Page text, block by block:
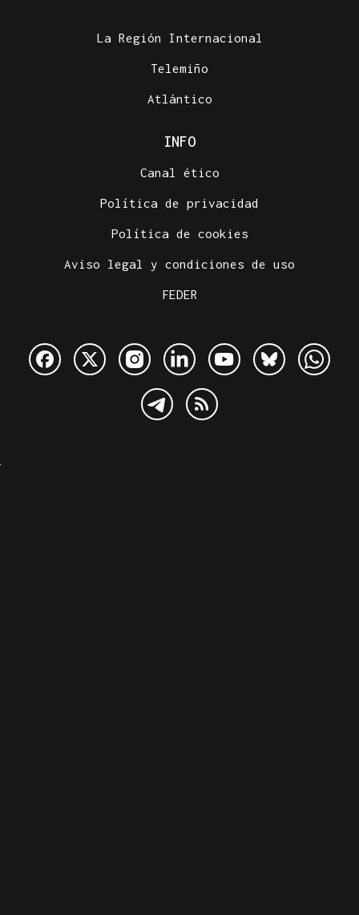
La Región Internacional
Telemiño
Atlántico
INFO
Canal ético
Política de privacidad
Política de cookies
Aviso legal y condiciones de uso
FEDER